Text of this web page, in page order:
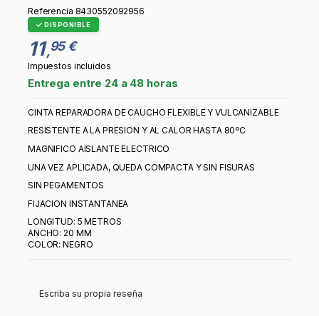
Referencia 8430552092956
DISPONIBLE
11,95 €
Impuestos incluidos
Entrega entre 24 a 48 horas
CINTA REPARADORA DE CAUCHO FLEXIBLE Y VULCANIZABLE
RESISTENTE A LA PRESION Y AL CALOR HASTA 80ºC
MAGNIFICO AISLANTE ELECTRICO
UNA VEZ APLICADA, QUEDA COMPACTA Y SIN FISURAS
SIN PEGAMENTOS
FIJACION INSTANTANEA
LONGITUD: 5 METROS
ANCHO: 20 MM
COLOR: NEGRO
Escriba su propia reseña